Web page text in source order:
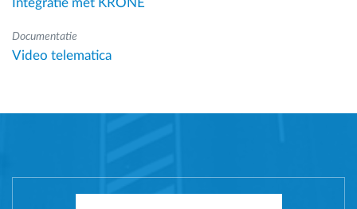
Documentatie
Video telematica